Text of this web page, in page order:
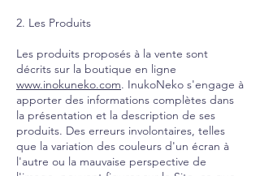
2. Les Produits
Les produits proposés à la vente sont
décrits sur la boutique en ligne
www.inokuneko.com. InukoNeko s'engage à
apporter des informations complètes dans
la présentation et la description de ses
produits. Des erreurs involontaires, telles
que la variation des couleurs d'un écran à
l'autre ou la mauvaise perspective de